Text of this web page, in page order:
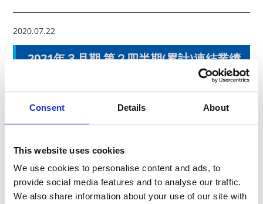
Consent Details About
This website uses cookies
We use cookies to personalise content and ads, to
provide social media features and to analyse our traffic.
We also share information about your use of our site with
2020.07.22
2021年３月期 第２四半期(累計)連結業績
予想および第２期四半期末配当予想に関
するお知らせ
発表しました。
News Release